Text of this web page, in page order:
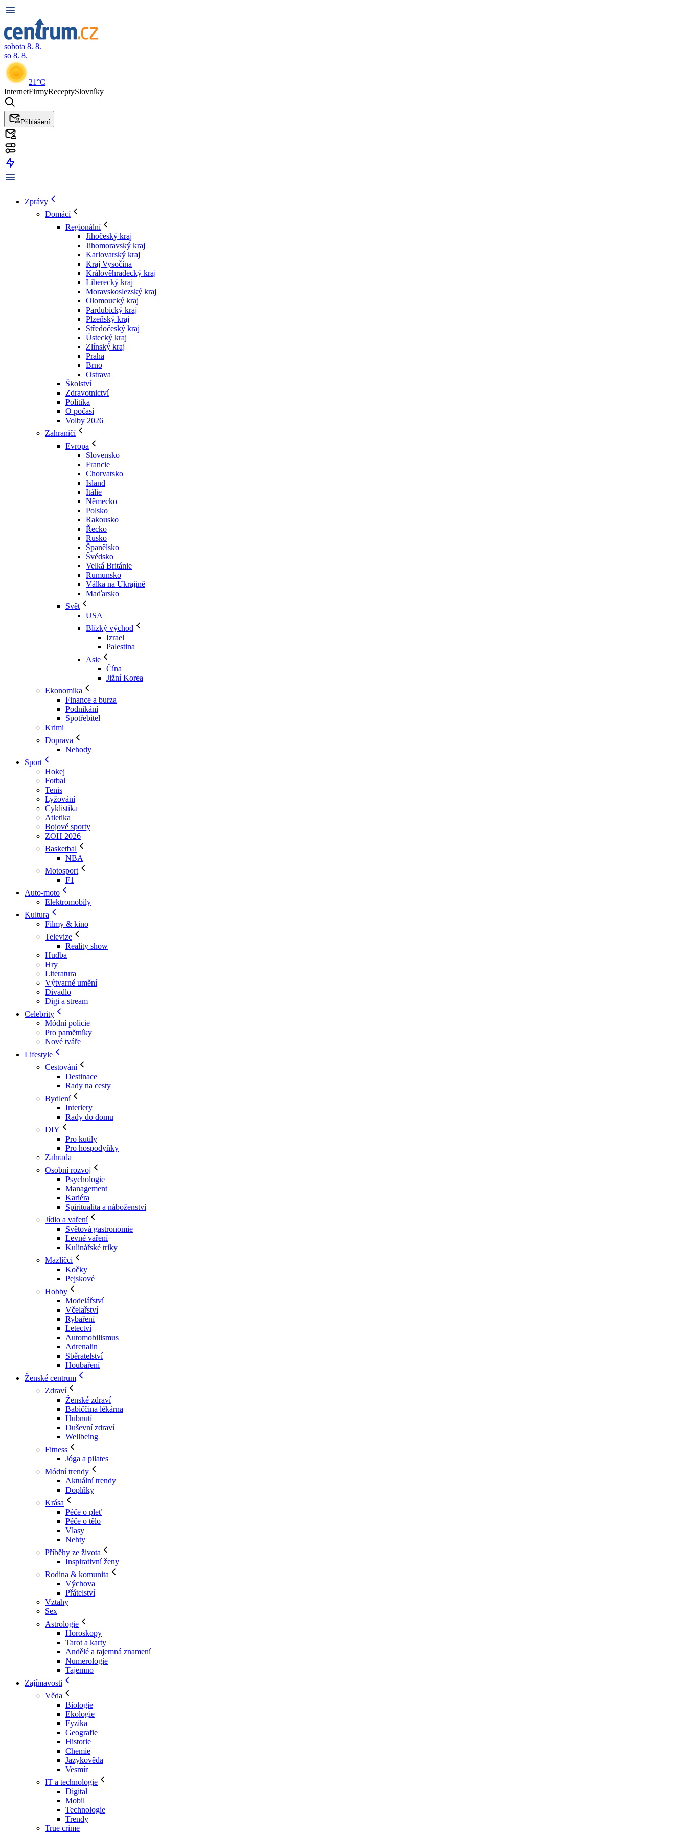
sobota 8. 8.
so 8. 8.
21°C
InternetFirmyReceptySlovníky
Přihlášení
Zprávy
Domácí
Regionální
Jihočeský kraj
Jihomoravský kraj
Karlovarský kraj
Kraj Vysočina
Králověhradecký kraj
Liberecký kraj
Moravskoslezský kraj
Olomoucký kraj
Pardubický kraj
Plzeňský kraj
Středočeský kraj
Ústecký kraj
Zlínský kraj
Praha
Brno
Ostrava
Školství
Zdravotnictví
Politika
O počasí
Volby 2026
Zahraničí
Evropa
Slovensko
Francie
Chorvatsko
Island
Itálie
Německo
Polsko
Rakousko
Řecko
Rusko
Španělsko
Švédsko
Velká Británie
Rumunsko
Válka na Ukrajině
Maďarsko
Svět
USA
Blízký východ
Izrael
Palestina
Asie
Čína
Jižní Korea
Ekonomika
Finance a burza
Podnikání
Spotřebitel
Krimi
Doprava
Nehody
Sport
Hokej
Fotbal
Tenis
Lyžování
Cyklistika
Atletika
Bojové sporty
ZOH 2026
Basketbal
NBA
Motosport
F1
Auto-moto
Elektromobily
Kultura
Filmy & kino
Televize
Reality show
Hudba
Hry
Literatura
Výtvarné umění
Divadlo
Digi a stream
Celebrity
Módní policie
Pro pamětníky
Nové tváře
Lifestyle
Cestování
Destinace
Rady na cesty
Bydlení
Interiery
Rady do domu
DIY
Pro kutily
Pro hospodyňky
Zahrada
Osobní rozvoj
Psychologie
Management
Kariéra
Spiritualita a náboženství
Jídlo a vaření
Světová gastronomie
Levné vaření
Kulinářské triky
Mazlíčci
Kočky
Pejskové
Hobby
Modelářství
Včelařství
Rybaření
Letectví
Automobilismus
Adrenalin
Sběratelství
Houbaření
Ženské centrum
Zdraví
Ženské zdraví
Babiččina lékárna
Hubnutí
Duševní zdraví
Wellbeing
Fitness
Jóga a pilates
Módní trendy
Aktuální trendy
Doplňky
Krása
Péče o pleť
Péče o tělo
Vlasy
Nehty
Příběhy ze života
Inspirativní ženy
Rodina & komunita
Výchova
Přátelství
Vztahy
Sex
Astrologie
Horoskopy
Tarot a karty
Andělé a tajemná znamení
Numerologie
Tajemno
Zajímavosti
Věda
Biologie
Ekologie
Fyzika
Geografie
Historie
Chemie
Jazykověda
Vesmír
IT a technologie
Digital
Mobil
Technologie
Trendy
True crime